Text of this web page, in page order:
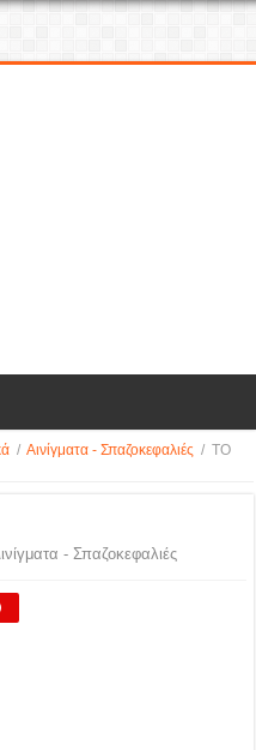
/ Αινίγματα - Σπαζοκεφαλιές / ΤΟ
- Σπαζοκεφαλιές